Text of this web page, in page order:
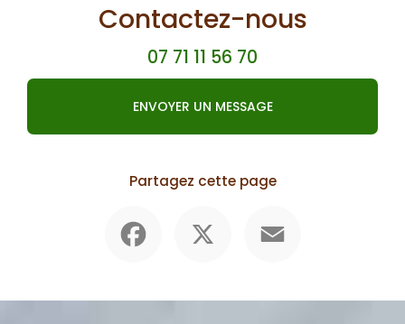
Contactez-nous
07 71 11 56 70
ENVOYER UN MESSAGE
Partagez cette page